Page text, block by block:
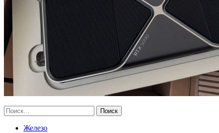
Найти:
Железо